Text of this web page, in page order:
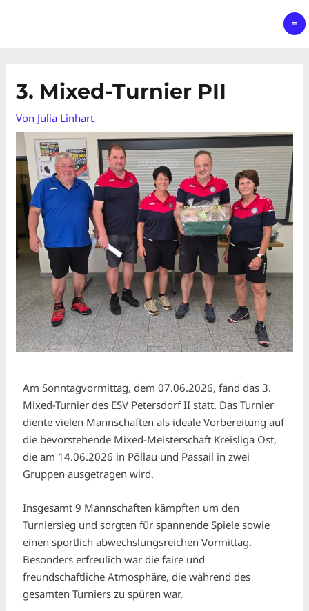
3. Mixed-Turnier PII
Von Julia Linhart
Am Sonntagvormittag, dem 07.06.2026, fand das 3.
Mixed-Turnier des ESV Petersdorf II statt. Das Turnier
diente vielen Mannschaften als ideale Vorbereitung auf
die bevorstehende Mixed-Meisterschaft Kreisliga Ost,
die am 14.06.2026 in Pöllau und Passail in zwei
Gruppen ausgetragen wird.
Insgesamt 9 Mannschaften kämpften um den
Turniersieg und sorgten für spannende Spiele sowie
einen sportlich abwechslungsreichen Vormittag.
Besonders erfreulich war die faire und
freundschaftliche Atmosphäre, die während des
gesamten Turniers zu spüren war.